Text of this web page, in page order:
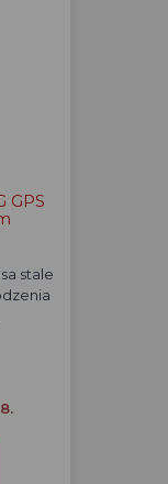
GPS
stale